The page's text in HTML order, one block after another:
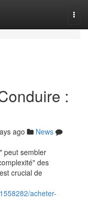
:
ago
News
peut sembler
des
crucial de
acheter-